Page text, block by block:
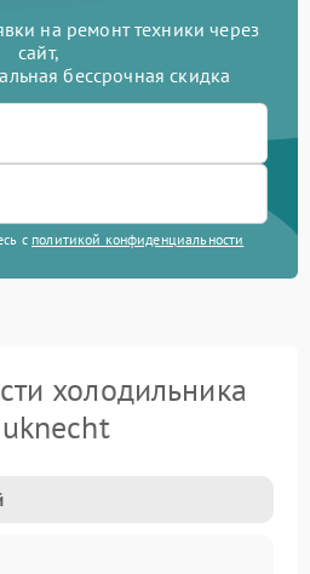
на ремонт техники через
сайт,
бессрочная скидка
с политикой конфиденциальности
холодильника